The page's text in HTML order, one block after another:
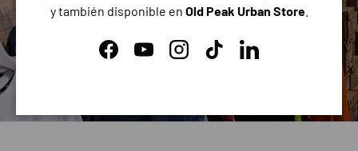
INSCRÍBETE AQUÍ
y también disponible en Old Peak Urban Store.
FacebookYouTubeInstagramTikTokLinkedIn